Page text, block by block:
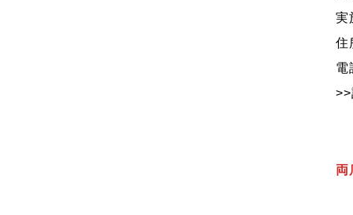
実
住
電
両